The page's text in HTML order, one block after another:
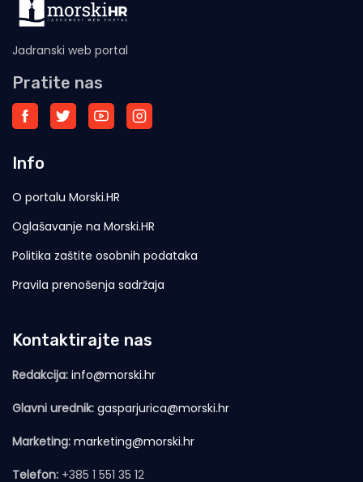
Jadranski web portal
Pratite nas
Info
O portalu Morski.HR
Oglašavanje na Morski.HR
Politika zaštite osobnih podataka
Pravila prenošenja sadržaja
Kontaktirajte nas
Redakcija: info@morski.hr
Glavni urednik: gasparjurica@morski.hr
Marketing: marketing@morski.hr
Telefon: +385 1 551 35 12